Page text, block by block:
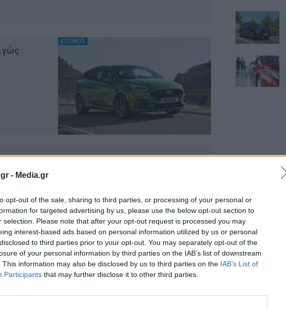
- Media.gr
opt-out of the sale, sharing to third parties, or processing of your personal or
for targeted advertising by us, please use the below opt-out section to
selection. Please note that after your opt-out request is processed you may
interest-based ads based on personal information utilized by us or personal
to third parties prior to your opt-out. You may separately opt-out of the
of your personal information by third parties on the IAB’s list of downstream
This information may also be disclosed by us to third parties on the IAB’s List of
Participants that may further disclose it to other third parties.
ΚΟΣΜΟΣ
μοντέλα
ΕΛΛΑΔΑ
από